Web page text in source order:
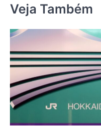
Veja Também